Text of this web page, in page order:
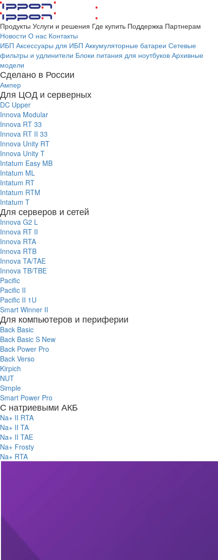
Продукты Услуги и решения Где купить Поддержка Партнерам
Новости О нас Контакты
ИБП Аксессуары для ИБП Аккумуляторные батареи Сетевые
фильтры и удлинители Блоки питания для ноутбуков Архивные
модели
Сделано в России
Ампер
Для ЦОД и серверных
DC Upper
Innova Modular
Innova RT 33
Innova RT II 33
Innova Unity RT
Innova Unity T
Intatum Easy MB
Intatum ML
Intatum RT
Intatum RTM
Intatum T
Для серверов и сетей
Innova G2 L
Innova RT II
Innova RTA
Innova RTB
Innova TA/TAE
Innova TB/TBE
Pacific
Pacific II
Pacific II 1U
Smart Winner II
Для компьютеров и периферии
Back Basic
Back Basic S New
Back Power Pro
Back Verso
Kirpich
NUT
Simple
Smart Power Pro
С натриевыми АКБ
Na+ II RTA
Na+ II TA
Na+ II TAE
Na+ Frosty
Na+ RTA